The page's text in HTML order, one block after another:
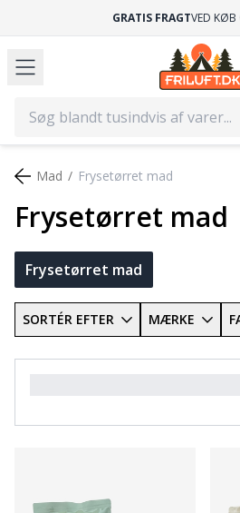
GRATIS FRAGTVED KØB
Frysetørret mad
Mad Frysetørret mad
Frysetørret mad
SORTÉR EFTER MÆRKE